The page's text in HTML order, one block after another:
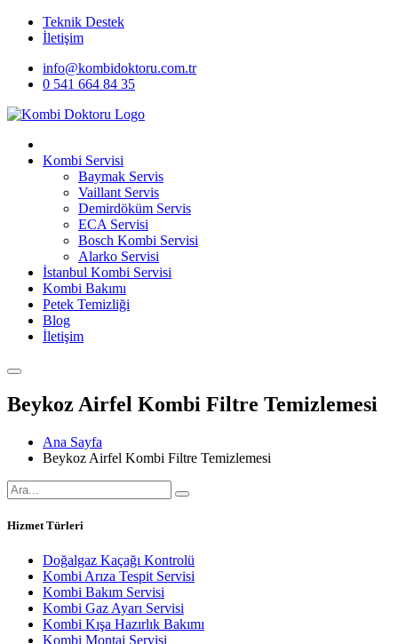
Teknik Destek
İletişim
info@kombidoktoru.com.tr
0 541 664 84 35
Kombi Servisi
Baymak Servis
Vaillant Servis
Demirdöküm Servis
ECA Servisi
Bosch Kombi Servisi
Alarko Servisi
İstanbul Kombi Servisi
Kombi Bakımı
Petek Temizliği
Blog
İletişim
Beykoz Airfel Kombi Filtre Temizlemesi
Ana Sayfa
Beykoz Airfel Kombi Filtre Temizlemesi
Hizmet Türleri
Doğalgaz Kaçağı Kontrolü
Kombi Arıza Tespit Servisi
Kombi Bakım Servisi
Kombi Gaz Ayarı Servisi
Kombi Kışa Hazırlık Bakımı
Kombi Montaj Servisi